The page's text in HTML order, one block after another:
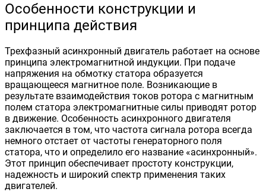
Особенности конструкции и
принципа действия
Трехфазный асинхронный двигатель работает на основе
принципа электромагнитной индукции. При подаче
напряжения на обмотку статора образуется
вращающееся магнитное поле. Возникающие в
результате взаимодействия токов ротора с магнитным
полем статора электромагнитные силы приводят ротор
в движение. Особенность асинхронного двигателя
заключается в том, что частота сигнала ротора всегда
немного отстает от частоты генераторного поля
статора, что и определило его название «асинхронный».
Этот принцип обеспечивает простоту конструкции,
надежность и широкий спектр применения таких
двигателей.